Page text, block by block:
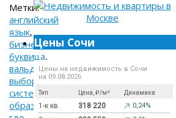
Метки:
английский
язык,
бизнес,
буквица,
вальдорфская,
выбор
системы
образования
Цены Сочи
Цены на недвижимость в Сочи
на 09.08.2026
Тип Цена, ₽/м² Динамика
1-к кв. 318 220 0,24%